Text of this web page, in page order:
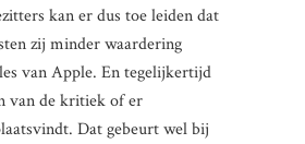
kan er dus toe leiden dat
zij minder waardering
van Apple. En tegelijkertijd
van de kritiek of er
Dat gebeurt wel bij